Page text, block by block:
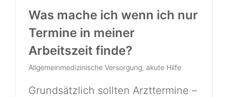
Was mache ich wenn ich nur
Termine in meiner
Arbeitszeit finde?
Allgemeinmedizinische Versorgung, akute Hilfe
Grundsätzlich sollten Arzttermine –